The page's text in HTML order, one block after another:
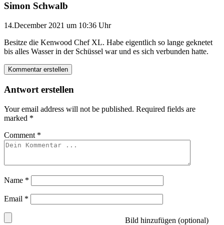
Simon Schwalb
14.December 2021 um 10:36 Uhr
Besitze die Kenwood Chef XL. Habe eigentlich so lange geknetet
bis alles Wasser in der Schüssel war und es sich verbunden hatte.
Kommentar erstellen
Antwort erstellen
Your email address will not be published. Required fields are
marked *
Comment *
Name *
Email *
Bild hinzufügen (optional)